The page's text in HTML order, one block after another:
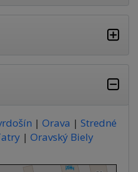
| Orava | Stredné
| Oravský Biely